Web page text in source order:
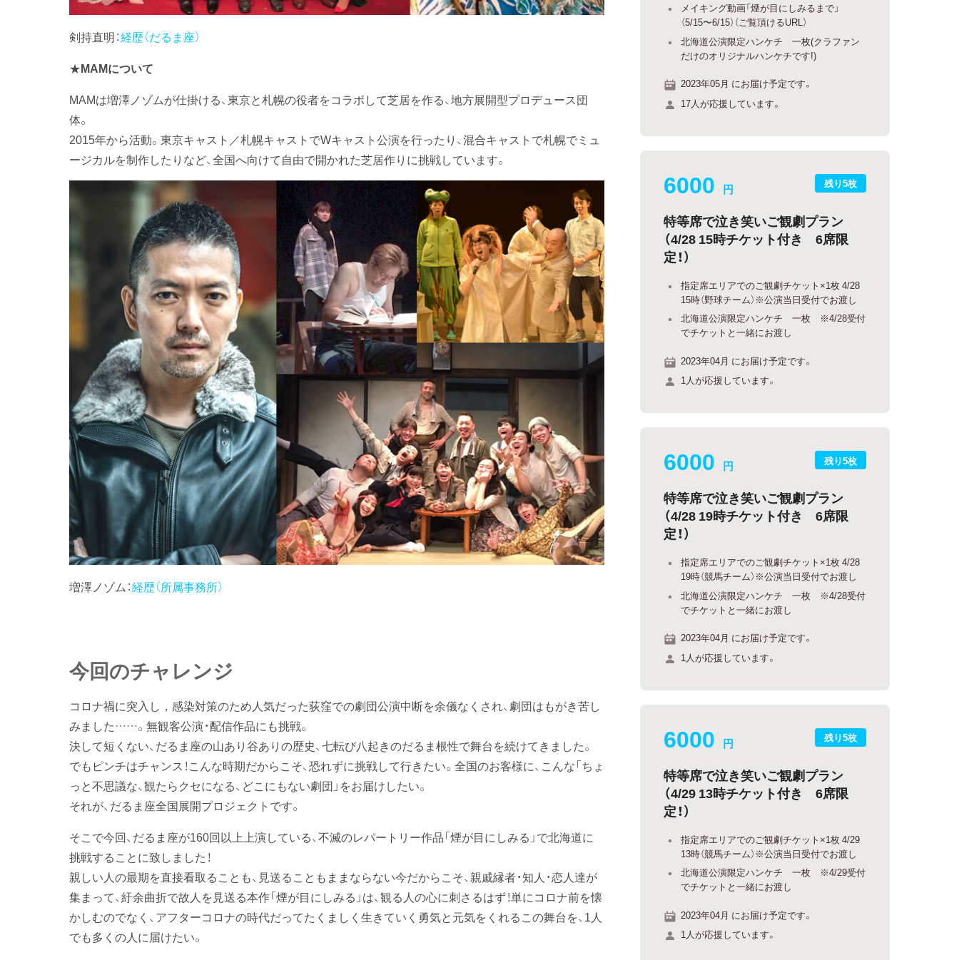
剣持直明：経歴（だるま座）
★MAMについて
MAMは増澤ノゾムが仕掛ける、東京と札幌の役者をコラボして芝居を作る、地方展開型プロデュース団
体。
2015年から活動。東京キャスト／札幌キャストでWキャスト公演を行ったり、混合キャストで札幌でミュ
ージカルを制作したりなど、全国へ向けて自由で開かれた芝居作りに挑戦しています。
増澤ノゾム：経歴（所属事務所）
今回のチャレンジ
コロナ禍に突入し，感染対策のため人気だった荻窪での劇団公演中断を余儀なくされ、劇団はもがき苦し
みました……。無観客公演・配信作品にも挑戦。
決して短くない、だるま座の山あり谷ありの歴史、七転び八起きのだるま根性で舞台を続けてきました。
でもピンチはチャンス！こんな時期だからこそ、恐れずに挑戦して行きたい。全国のお客様に、こんな「ちょ
っと不思議な、観たらクセになる、どこにもない劇団」をお届けしたい。
それが、だるま座全国展開プロジェクトです。
そこで今回、だるま座が160回以上上演している、不滅のレパートリー作品「煙が目にしみる」で北海道に
挑戦することに致しました！
親しい人の最期を直接看取ることも、見送ることもままならない今だからこそ、親戚縁者・知人・恋人達が
集まって、紆余曲折で故人を見送る本作「煙が目にしみる」は、観る人の心に刺さるはず！単にコロナ前を懐
かしむのでなく、アフターコロナの時代だってたくましく生きていく勇気と元気をくれるこの舞台を、1人
でも多くの人に届けたい。
メイキング動画「煙が目にしみるまで」
（5/15〜6/15）（ご覧頂けるURL）
北海道公演限定ハンケチ 一枚(クラファン
だけのオリジナルハンケチです!)
2023年05月 にお届け予定です。
17人が応援しています。
残り5枚
6000 円
特等席で泣き笑いご観劇プラン
（4/28 15時チケット付き 6席限
定！）
指定席エリアでのご観劇チケット×1枚 4/28
15時（野球チーム）※公演当日受付でお渡し
北海道公演限定ハンケチ 一枚 ※4/28受付
でチケットと一緒にお渡し
2023年04月 にお届け予定です。
1人が応援しています。
残り5枚
6000 円
特等席で泣き笑いご観劇プラン
（4/28 19時チケット付き 6席限
定！）
指定席エリアでのご観劇チケット×1枚 4/28
19時（競馬チーム）※公演当日受付でお渡し
北海道公演限定ハンケチ 一枚 ※4/28受付
でチケットと一緒にお渡し
2023年04月 にお届け予定です。
1人が応援しています。
残り5枚
6000 円
特等席で泣き笑いご観劇プラン
（4/29 13時チケット付き 6席限
定！）
指定席エリアでのご観劇チケット×1枚 4/29
13時（競馬チーム）※公演当日受付でお渡し
北海道公演限定ハンケチ 一枚 ※4/29受付
でチケットと一緒にお渡し
2023年04月 にお届け予定です。
1人が応援しています。